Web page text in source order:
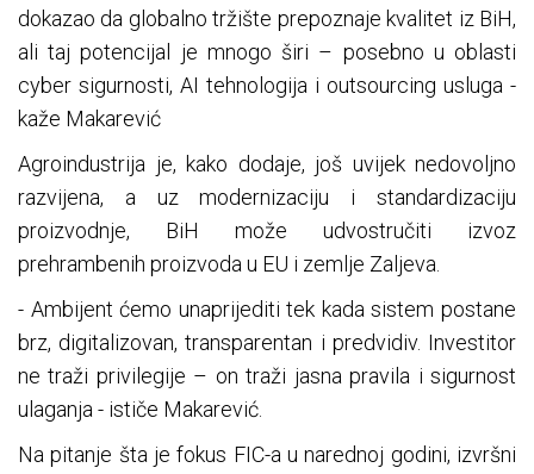
dokazao da globalno tržište prepoznaje kvalitet iz BiH,
ali taj potencijal je mnogo širi – posebno u oblasti
cyber sigurnosti, AI tehnologija i outsourcing usluga -
kaže Makarević
Agroindustrija je, kako dodaje, još uvijek nedovoljno
razvijena, a uz modernizaciju i standardizaciju
proizvodnje, BiH može udvostručiti izvoz
prehrambenih proizvoda u EU i zemlje Zaljeva.
- Ambijent ćemo unaprijediti tek kada sistem postane
brz, digitalizovan, transparentan i predvidiv. Investitor
ne traži privilegije – on traži jasna pravila i sigurnost
ulaganja - ističe Makarević.
Na pitanje šta je fokus FIC-a u narednoj godini, izvršni